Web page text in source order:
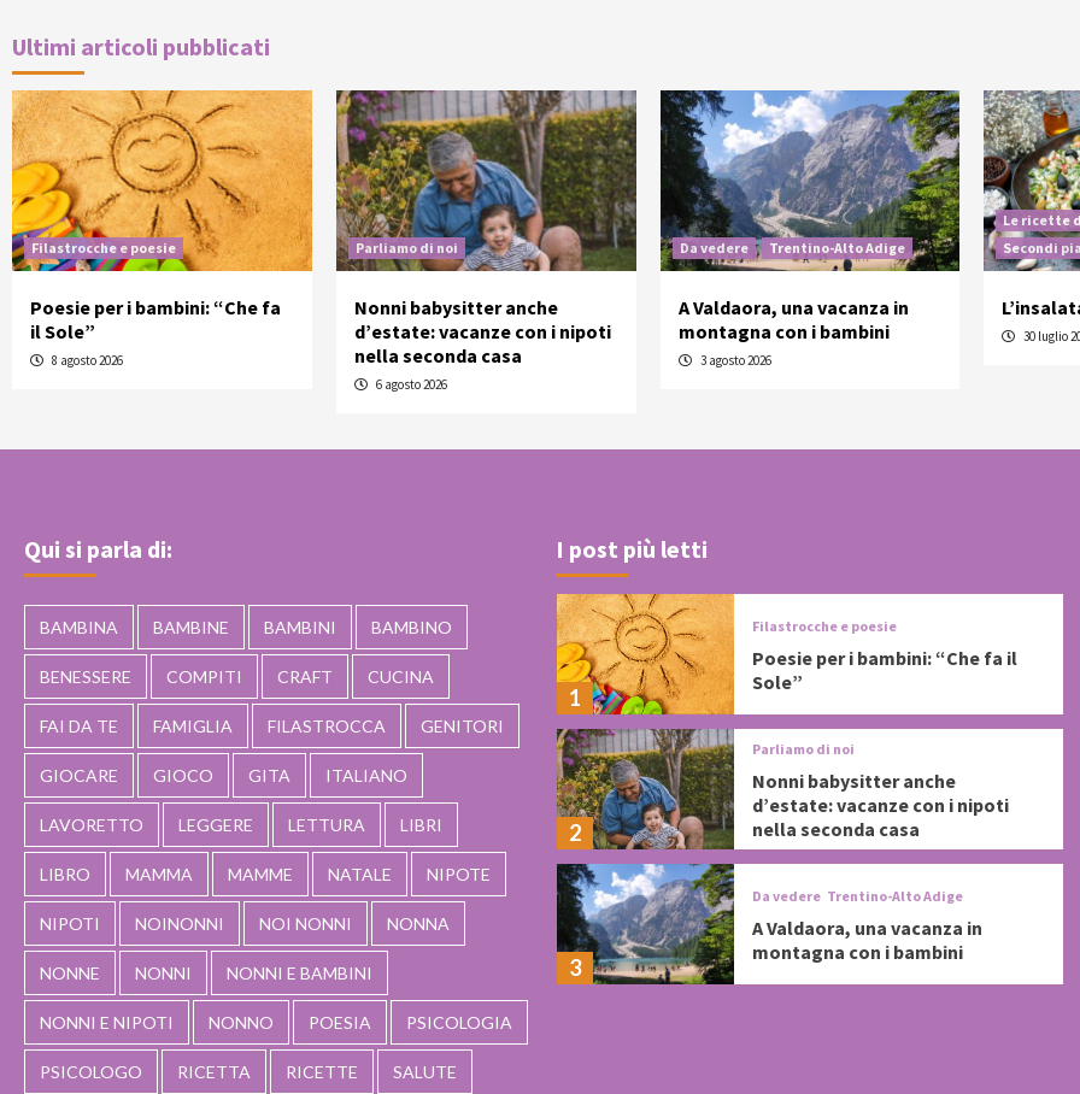
Ultimi articoli pubblicati
Filastrocche e poesie
Poesie per i bambini: “Che fa
il Sole”
8 agosto 2026
Parliamo di noi
Nonni babysitter anche
d’estate: vacanze con i nipoti
nella seconda casa
6 agosto 2026
Da vedere Trentino-Alto Adige
A Valdaora, una vacanza in
montagna con i bambini
3 agosto 2026
Le ricette
Secondi
30 luglio
Qui si parla di:
BAMBINA BAMBINE BAMBINI BAMBINO
BENESSERE COMPITI CRAFT CUCINA
FAI DA TE FAMIGLIA FILASTROCCA GENITORI
GIOCARE GIOCO GITA ITALIANO
LAVORETTO LEGGERE LETTURA LIBRI
LIBRO MAMMA MAMME NATALE NIPOTE
NIPOTI NOINONNI NOI NONNI NONNA
NONNE NONNI NONNI E BAMBINI
NONNI E NIPOTI NONNO POESIA PSICOLOGIA
PSICOLOGO RICETTA RICETTE SALUTE
I post più letti
1
Filastrocche e poesie
Poesie per i bambini: “Che fa il
Sole”
2
Parliamo di noi
Nonni babysitter anche
d’estate: vacanze con i nipoti
nella seconda casa
3
Da vedere Trentino-Alto Adige
A Valdaora, una vacanza in
montagna con i bambini